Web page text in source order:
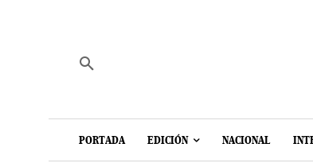
PORTADA EDICIÓN NACIONAL